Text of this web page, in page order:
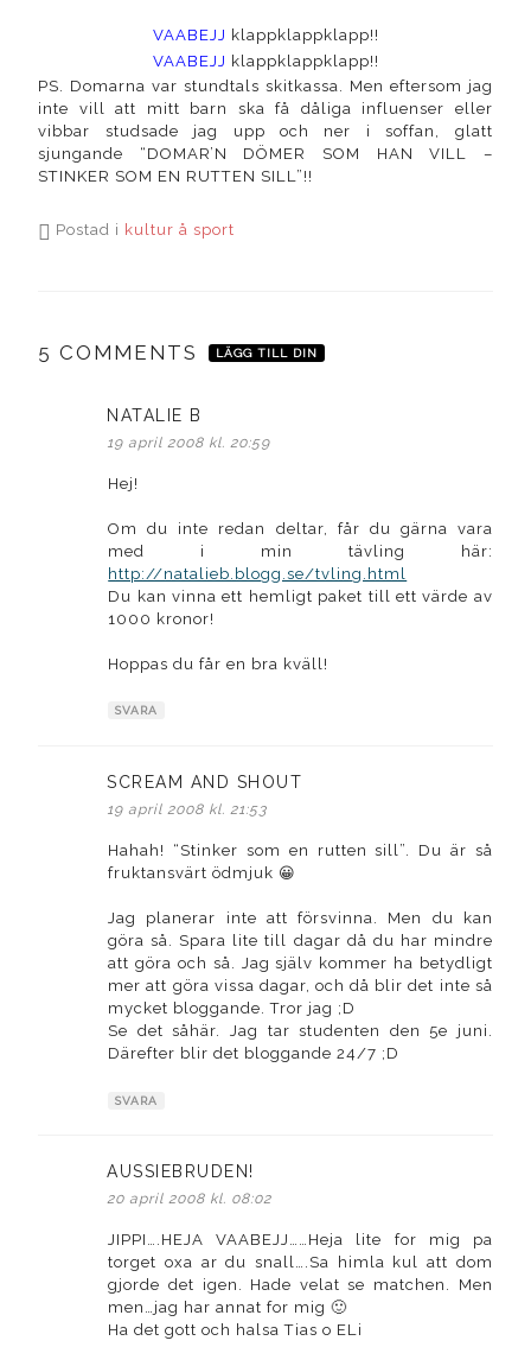
VAABEJJ klappklappklapp!!
VAABEJJ klappklappklapp!!
PS. Domarna var stundtals skitkassa. Men eftersom jag
inte vill att mitt barn ska få dåliga influenser eller
vibbar studsade jag upp och ner i soffan, glatt
sjungande “DOMAR’N DÖMER SOM HAN VILL –
STINKER SOM EN RUTTEN SILL”!!
Postad i kultur å sport
5 COMMENTS LÄGG TILL DIN
NATALIE B
19 april 2008 kl. 20:59
Hej!
Om du inte redan deltar, får du gärna vara
med i min tävling här:
http://natalieb.blogg.se/tvling.html
Du kan vinna ett hemligt paket till ett värde av
1000 kronor!
Hoppas du får en bra kväll!
SVARA
SCREAM AND SHOUT
19 april 2008 kl. 21:53
Hahah! “Stinker som en rutten sill”. Du är så
fruktansvärt ödmjuk 😀
Jag planerar inte att försvinna. Men du kan
göra så. Spara lite till dagar då du har mindre
att göra och så. Jag själv kommer ha betydligt
mer att göra vissa dagar, och då blir det inte så
mycket bloggande. Tror jag ;D
Se det såhär. Jag tar studenten den 5e juni.
Därefter blir det bloggande 24/7 ;D
SVARA
AUSSIEBRUDEN!
20 april 2008 kl. 08:02
JIPPI….HEJA VAABEJJ……Heja lite for mig pa
torget oxa ar du snall….Sa himla kul att dom
gjorde det igen. Hade velat se matchen. Men
men…jag har annat for mig 🙂
Ha det gott och halsa Tias o ELi